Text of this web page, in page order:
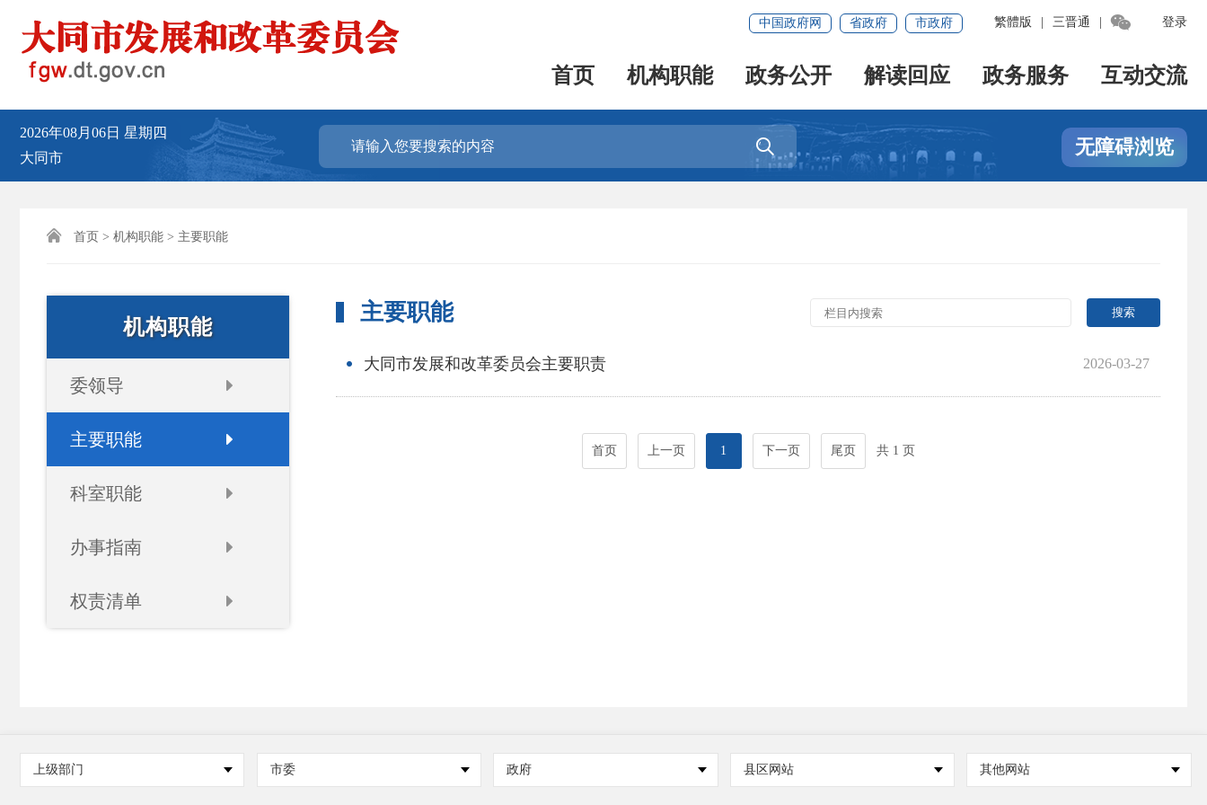
登录
繁體版 三晋通 
中国政府网 省政府 市政府
首页 机构职能 政务公开 解读回应 政务服务 互动交流
2026年08月06日 星期四
大同市
 无障碍浏览
 首页 > 机构职能 > 主要职能
机构职能
委领导
主要职能
科室职能
办事指南
权责清单
主要职能
2026-03-27
大同市发展和改革委员会主要职责
首页 上一页 1 下一页 尾页 共 1 页
上级部门 市委 政府 县区网站 其他网站